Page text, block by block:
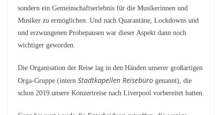
sondern ein Gemeinschaftserlebnis für die Musikerinnen und
Musiker zu ermöglichen. Und nach Quarantäne, Lockdowns und
und erzwungenen Probepausen war dieser Aspekt dann noch
wichtiger geworden.
Die Organisation der Reise lag in den Händen unserer großartigen
Orga-Gruppe (intern Stadtkapellen Reisebüro genannt), die
schon 2019 unsere Konzertreise nach Liverpool vorbereitet hatten.